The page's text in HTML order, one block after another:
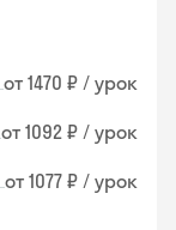
от 1470 ₽ / урок
от 1092 ₽ / урок
от 1077 ₽ / урок